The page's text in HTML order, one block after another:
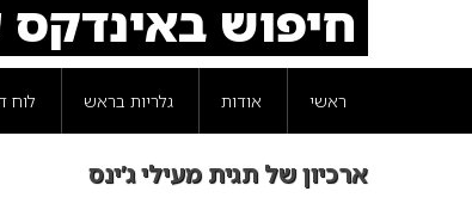
חיפוש
ראשי אודות גלריות בראש לוח
ארכיון של תגית מעילי ג’ינס